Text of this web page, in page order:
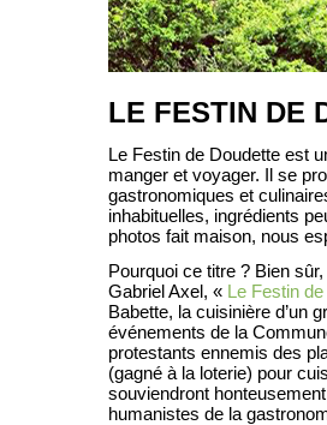
LE FESTIN DE
Le Festin de Doudette est
manger et voyager. Il se
gastronomiques et
inhabituelles, ingrédients
photos fait maison, nous
Pourquoi ce titre ? Bien
Gabriel Axel, « Le Festin
Babette, la cuisinière d’un
événements de la
protestants ennemis des
(gagné à la loterie) pour
souviendront
humanistes de la